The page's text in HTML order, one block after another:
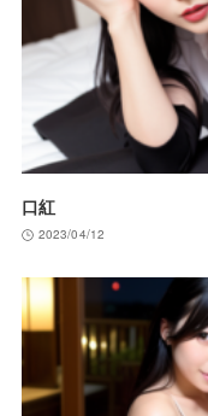
口紅
2023/04/12